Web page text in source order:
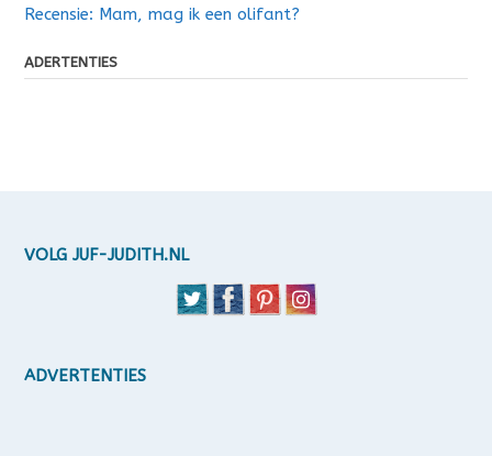
Recensie: Mam, mag ik een olifant?
ADERTENTIES
VOLG JUF-JUDITH.NL
ADVERTENTIES